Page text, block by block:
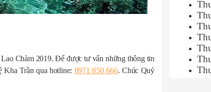
Chàm 2019. Để được tư vấn những thông tin
Kha Trần qua hotline: 0971 850 666. Chúc Quý